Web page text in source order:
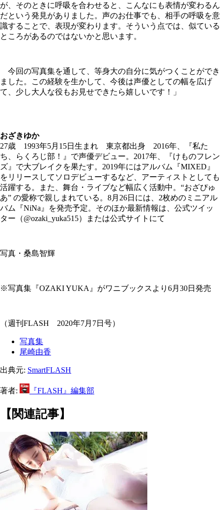
が、そのときに呼吸を合わせると、こんなにも表情が変わるん
だという発見がありました。声のお仕事でも、相手の呼吸を意
識することで、表現が変わります。そういう点では、似ている
ところがあるのではないかと思います。
今回の写真集を通して、等身大の自分に気がつくことができ
ました。この経験を生かして、今後は声優としての幅を広げ
て、少し大人な役もお見せできたら嬉しいです！」
おざきゆか
27歳 1993年5月15日生まれ 東京都出身 2016年、『私た
ち、らくろじ部！』で声優デビュー。2017年、『けものフレン
ズ』で大ブレイクを果たす。2019年にはアルバム『MIXED』
をリリースしてソロデビューするなど、アーティストとしても
活躍する。また、舞台・ライブなど幅広く活動中。“おざぴゅ
あ” の愛称で親しまれている。8月26日には、2枚めのミニアル
バム『NiNa』を発売予定。そのほか最新情報は、公式ツイッ
ター（@ozaki_yuka515）または公式サイトにて
写真・桑島智輝
※写真集『OZAKI YUKA』がワニブックスより6月30日発売
（週刊FLASH 2020年7月7日号）
写真集
尾崎由香
出典元: SmartFLASH
著者: 『FLASH』編集部
【関連記事】